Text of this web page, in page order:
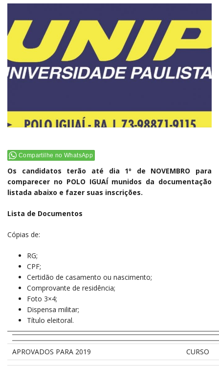
Compartilhe no WhatsApp
Os candidatos terão até dia 1º de NOVEMBRO para
comparecer no POLO IGUAÍ munidos da documentação
listada abaixo e fazer suas inscrições.
Lista de Documentos
Cópias de:
RG;
CPF;
Certidão de casamento ou nascimento;
Comprovante de residência;
Foto 3×4;
Dispensa militar;
Título eleitoral.
APROVADOS PARA 2019 CURSO